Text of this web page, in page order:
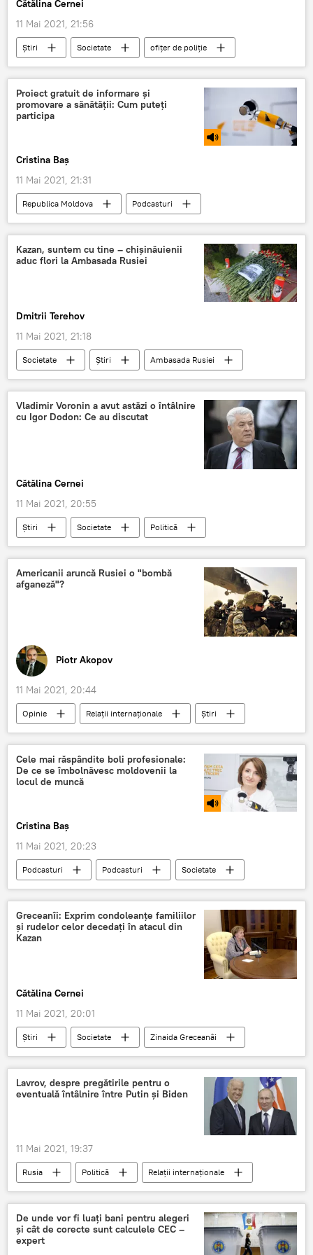
Cătălina Cernei
11 Mai 2021, 21:56
Știri Societate
ofițer de poliție
poliție
Proiect gratuit de informare și
promovare a sănătății: Cum puteți
participa
Cristina Baș
11 Mai 2021, 21:31
Republica Moldova
Podcasturi
Podcasturi
Societate
Sănătate
sănătate
Kazan, suntem cu tine – chișinăuienii
aduc flori la Ambasada Rusiei
Dmitrii Terehov
11 Mai 2021, 21:18
Societate Știri
Ambasada Rusiei
condoleanţe
flori Kazan
Vladimir Voronin a avut astăzi o întâlnire
cu Igor Dodon: Ce au discutat
Cătălina Cernei
11 Mai 2021, 20:55
Știri Societate
Politică
Voronin
Vladimir Voronin
igor Dodo
ALEGERI PARLAMENTARE 2021
Americanii aruncă Rusiei o "bombă
afganeză"?
Piotr Akopov
11 Mai 2021, 20:44
Opinie Relații internaționale
Știri
Analitică
Politică
Afganistan
Rusia
sua
Talibani
Al Qaeda
Cele mai răspândite boli profesionale:
De ce se îmbolnăvesc moldovenii la
locul de muncă
Cristina Baș
11 Mai 2021, 20:23
Podcasturi Podcasturi
Societate
Republica Moldova
boală
loc de muncă
Greceanîi: Exprim condoleanțe familiilor
și rudelor celor decedați în atacul din
Kazan
Cătălina Cernei
11 Mai 2021, 20:01
Știri Societate
Zinaida Greceanâi
atac
atac armat condoleanțe
Lavrov, despre pregătirile pentru o
eventuală întâlnire între Putin și Biden
11 Mai 2021, 19:37
Rusia Politică
Relații internaționale
Lavrov
întâlnire
Vladimir Putin
Joe Biden
De unde vor fi luați bani pentru alegeri
și cât de corecte sunt calculele CEC –
expert